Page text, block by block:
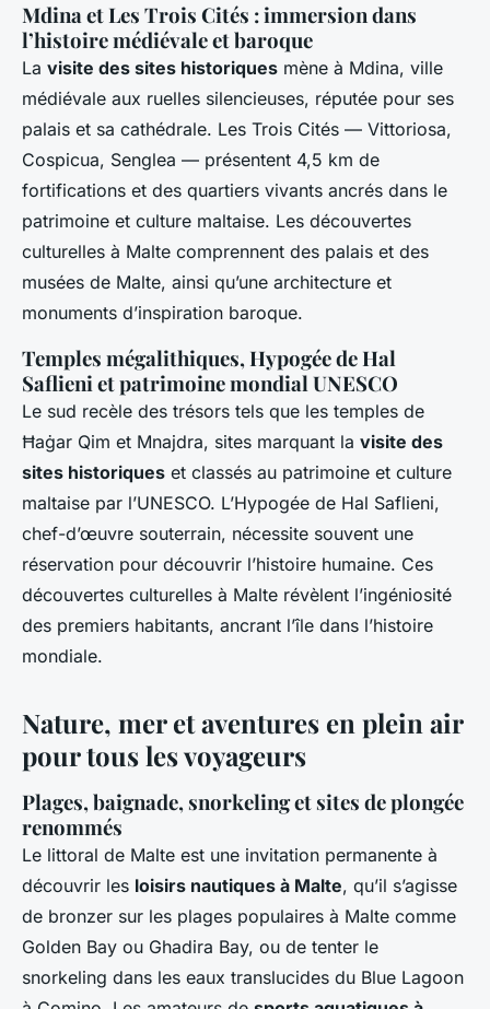
Mdina et Les Trois Cités : immersion dans
l’histoire médiévale et baroque
La visite des sites historiques mène à Mdina, ville
médiévale aux ruelles silencieuses, réputée pour ses
palais et sa cathédrale. Les Trois Cités — Vittoriosa,
Cospicua, Senglea — présentent 4,5 km de
fortifications et des quartiers vivants ancrés dans le
patrimoine et culture maltaise. Les découvertes
culturelles à Malte comprennent des palais et des
musées de Malte, ainsi qu’une architecture et
monuments d’inspiration baroque.
Temples mégalithiques, Hypogée de Hal
Saflieni et patrimoine mondial UNESCO
Le sud recèle des trésors tels que les temples de
Ħaġar Qim et Mnajdra, sites marquant la visite des
sites historiques et classés au patrimoine et culture
maltaise par l’UNESCO. L’Hypogée de Hal Saflieni,
chef-d’œuvre souterrain, nécessite souvent une
réservation pour découvrir l’histoire humaine. Ces
découvertes culturelles à Malte révèlent l’ingéniosité
des premiers habitants, ancrant l’île dans l’histoire
mondiale.
Nature, mer et aventures en plein air
pour tous les voyageurs
Plages, baignade, snorkeling et sites de plongée
renommés
Le littoral de Malte est une invitation permanente à
découvrir les loisirs nautiques à Malte, qu’il s’agisse
de bronzer sur les plages populaires à Malte comme
Golden Bay ou Ghadira Bay, ou de tenter le
snorkeling dans les eaux translucides du Blue Lagoon